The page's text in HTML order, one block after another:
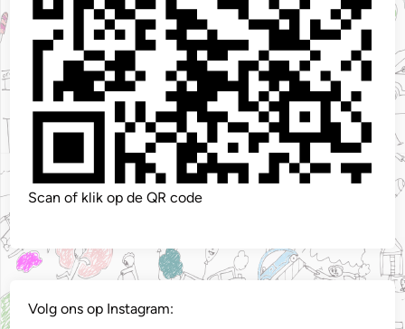
Scan of klik op de QR code
Volg ons op Instagram: